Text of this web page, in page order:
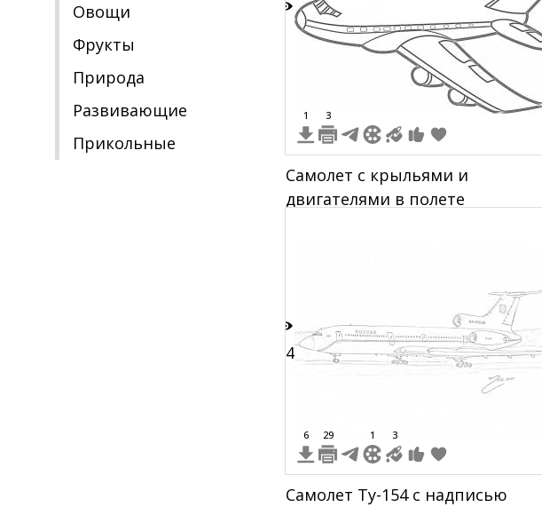
Овощи
Фрукты
Природа
Развивающие
Прикольные
1 3
Самолет с крыльями и
двигателями в полете
54
6 29 1 3
Самолет Ту-154 с надписью